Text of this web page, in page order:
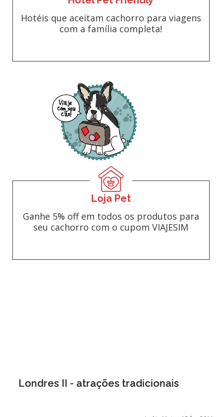
Hotéis que aceitam cachorro para viagens
com a família completa!
Loja Pet
Ganhe 5% off em todos os produtos para
seu cachorro com o cupom VIAJESIM
Londres II - atrações tradicionais